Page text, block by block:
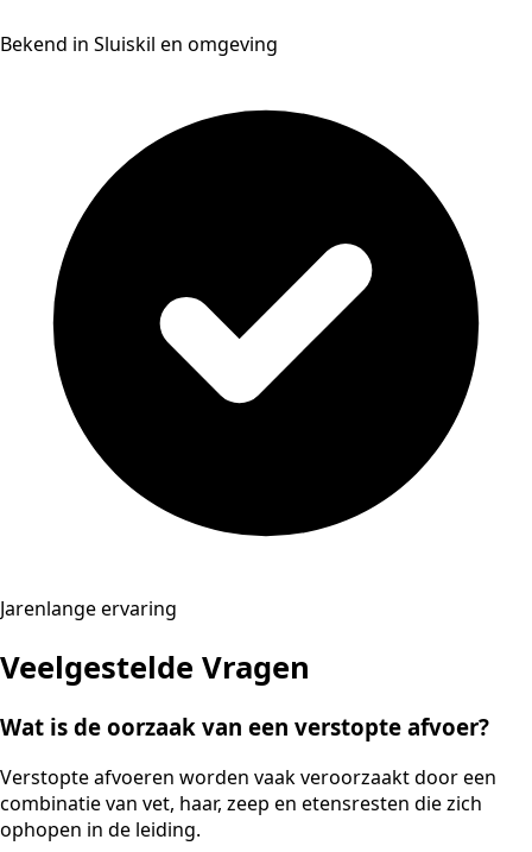
Bekend in Sluiskil en omgeving
Jarenlange ervaring
Veelgestelde Vragen
Wat is de oorzaak van een verstopte afvoer?
Verstopte afvoeren worden vaak veroorzaakt door een
combinatie van vet, haar, zeep en etensresten die zich
ophopen in de leiding.